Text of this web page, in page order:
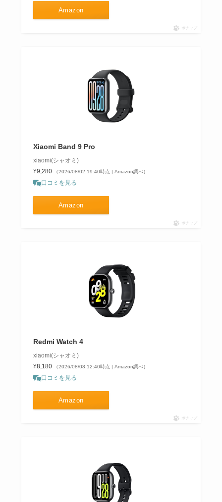
Amazon
ポチップ
Xiaomi Band 9 Pro
xiaomi(シャオミ)
¥9,280
（2026/08/02 19:40時点 | Amazon調べ）
口コミを見る
Amazon
ポチップ
Redmi Watch 4
xiaomi(シャオミ)
¥8,180
（2026/08/08 12:40時点 | Amazon調べ）
口コミを見る
Amazon
ポチップ